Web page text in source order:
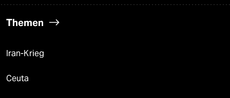
Themen
Iran-Krieg
Ceuta